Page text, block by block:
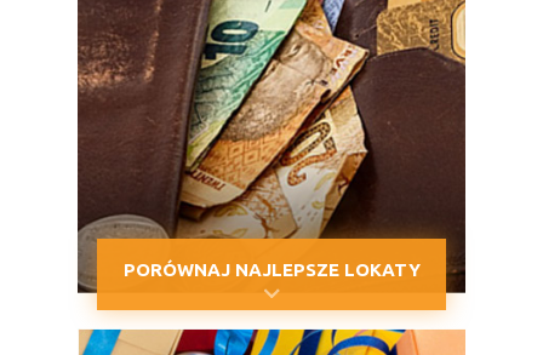
PORÓWNAJ NAJLEPSZE LOKATY